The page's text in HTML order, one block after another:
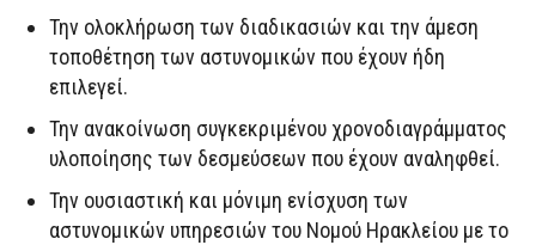
Την ολοκλήρωση των διαδικασιών και την άμεση
τοποθέτηση των αστυνομικών που έχουν ήδη
επιλεγεί.
Την ανακοίνωση συγκεκριμένου χρονοδιαγράμματος
υλοποίησης των δεσμεύσεων που έχουν αναληφθεί.
Την ουσιαστική και μόνιμη ενίσχυση των
αστυνομικών υπηρεσιών του Νομού Ηρακλείου με το